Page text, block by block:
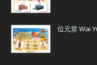
位元堂 Wai